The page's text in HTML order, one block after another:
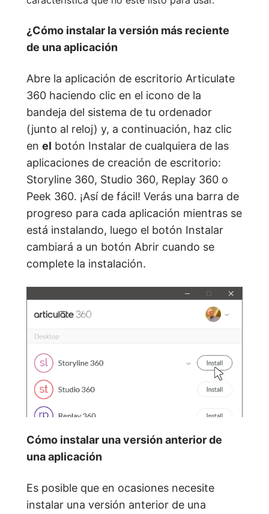
¿Cómo instalar la versión más reciente
de una aplicación
Abre la aplicación de escritorio Articulate
360 haciendo clic en el icono de la
bandeja del sistema de tu ordenador
(junto al reloj) y, a continuación, haz clic
en el botón Instalar de cualquiera de las
aplicaciones de creación de escritorio:
Storyline 360, Studio 360, Replay 360 o
Peek 360. ¡Así de fácil! Verás una barra de
progreso para cada aplicación mientras se
está instalando, luego el botón Instalar
cambiará a un botón Abrir cuando se
complete la instalación.
Cómo instalar una versión anterior de
una aplicación
Es posible que en ocasiones necesite
instalar una versión anterior de una